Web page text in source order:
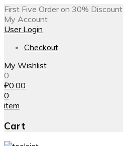
First Five Order on 30% Discount
My Account
User Login
Checkout
My Wishlist
0
₽0.00
0
item
Cart